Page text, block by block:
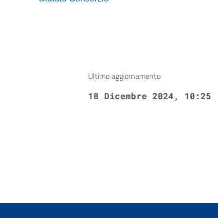
Ultimo aggiornamento
18 Dicembre 2024, 10:25